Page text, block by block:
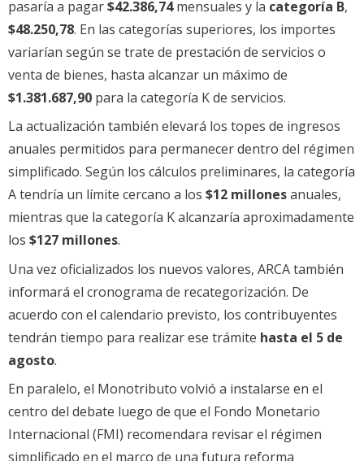
pasaría a pagar$42.386,74mensuales y la categoría B,
$48.250,78. En las categorías superiores, los importes
variarían según se trate de prestación de servicios o
venta de bienes, hasta alcanzar un máximo de
$1.381.687,90 para la categoría K de servicios.
La actualización también elevará los topes de ingresos
anuales permitidos para permanecer dentro del régimen
simplificado. Según los cálculos preliminares, la categoría
A tendría un límite cercano a los $12 millonesanuales,
mientras que la categoría K alcanzaría aproximadamente
los $127 millones.
Una vez oficializados los nuevos valores, ARCA también
informará el cronograma de recategorización. De
acuerdo con el calendario previsto, los contribuyentes
tendrán tiempo para realizar ese trámite hasta el 5 de
agosto.
En paralelo, el Monotributo volvió a instalarse en el
centro del debate luego de que el Fondo Monetario
Internacional (FMI) recomendara revisar el régimen
simplificado en el marco de una futura reforma